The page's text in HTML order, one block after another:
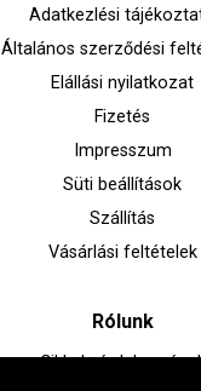
Adatkezlési
Általános szerződési
Elállási nyilatkozat
Fizetés
Impresszum
Süti beállítások
Szállítás
Vásárlási feltételek
Rólunk
Cikkek,